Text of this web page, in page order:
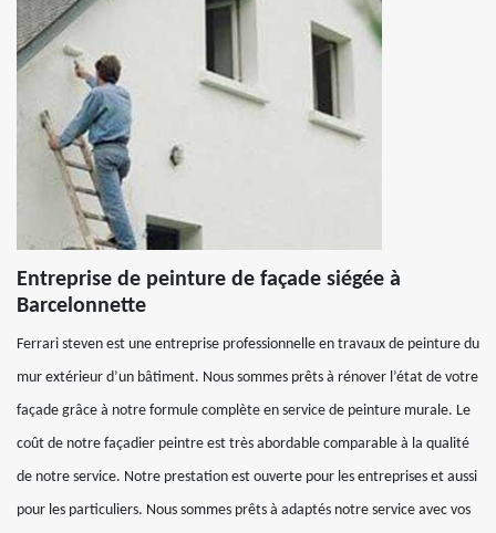
Entreprise de peinture de façade siégée à
Barcelonnette
Ferrari steven est une entreprise professionnelle en travaux de peinture du
mur extérieur d’un bâtiment. Nous sommes prêts à rénover l’état de votre
façade grâce à notre formule complète en service de peinture murale. Le
coût de notre façadier peintre est très abordable comparable à la qualité
de notre service. Notre prestation est ouverte pour les entreprises et aussi
pour les particuliers. Nous sommes prêts à adaptés notre service avec vos